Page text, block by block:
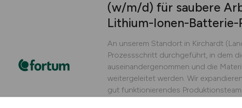
(w/m/d) für saubere
Lithium-Ionen-Batterie-
An unserem Standort in Kirchardt
Prozessschritt durchgeführt, in dem
auseinandergenommen und die
weitergeleitet werden. Wir
gut funktionierendes
engagierten und